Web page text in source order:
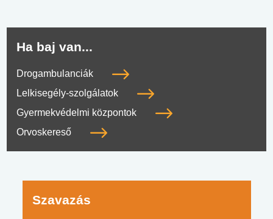
Ha baj van...
Drogambulanciák
Lelkisegély-szolgálatok
Gyermekvédelmi központok
Orvoskereső
Szavazás